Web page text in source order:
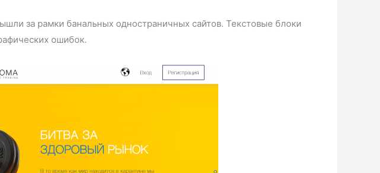
за рамки банальных одностраничных сайтов. Текстовые блоки
ошибок.